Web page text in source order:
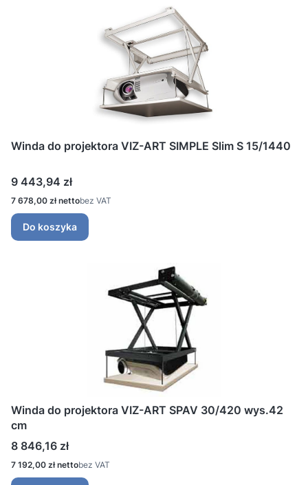
Winda do projektora VIZ-ART SIMPLE Slim S 15/1440
Cena
9 443,94 zł
Cena
7 678,00 zł bez VAT
Do koszyka
Winda do projektora VIZ-ART SPAV 30/420 wys.42
cm
Cena
8 846,16 zł
Cena
7 192,00 zł bez VAT